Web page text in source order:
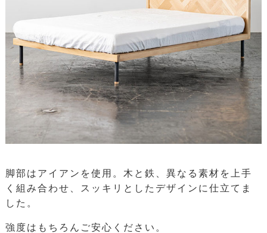
脚部はアイアンを使用。木と鉄、異なる素材を上手
く組み合わせ、スッキリとしたデザインに仕立てま
した。
強度はもちろんご安心ください。